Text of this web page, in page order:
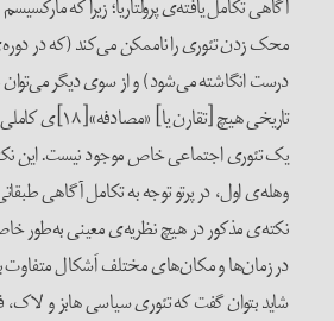
آگاهی تکامل یافته‌ی پرولتاریا؛ زیرا که مارکسیسم
محک زدن تئوری را ناممکن می‌کند (که در دوره‌ی
درست انگاشته می‌شود) و از سوی دیگر می‌توان نشان
تاریخی هیچ [تقارن یا]
یک تئوری اجتماعی خاص موجود نیست. این نکته
وهله‌ی اول، در پرتو توجه به تکامل آگاهی طبقاتی
نکته‌ی مذکور در هیچ نظریه‌ی معینی به‌طور خاص و
در زمان‌ها و مکان‌های مختلف اَشکال متفاوت به
شاید بتوان گفت که تئوری سیاسی هابز و لاک،